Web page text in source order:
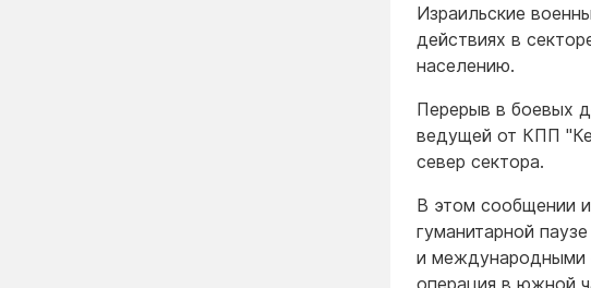
Израильские
действиях в
населению.
Перерыв в боевых
ведущей от КПП
север сектора.
В этом сообщении
гуманитарной
и международными
операция в южной